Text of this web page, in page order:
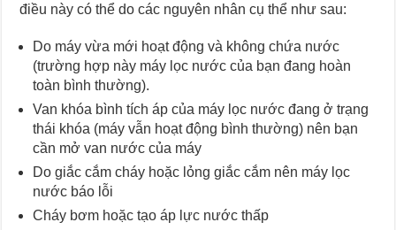
điều này có thể do các nguyên nhân cụ thể như sau:
Do máy vừa mới hoạt động và không chứa nước
(trường hợp này máy lọc nước của bạn đang hoàn
toàn bình thường).
Van khóa bình tích áp của máy lọc nước đang ở trạng
thái khóa (máy vẫn hoạt động bình thường) nên bạn
cần mở van nước của máy
Do giắc cắm cháy hoặc lỏng giắc cắm nên máy lọc
nước báo lỗi
Cháy bơm hoặc tạo áp lực nước thấp